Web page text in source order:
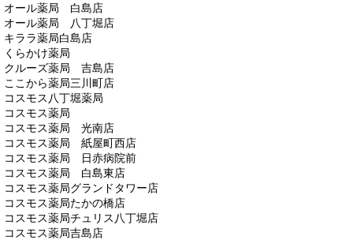
オール薬局 白島店
オール薬局 八丁堀店
キララ薬局白島店
くらかけ薬局
クルーズ薬局 吉島店
ここから薬局三川町店
コスモス八丁堀薬局
コスモス薬局
コスモス薬局 光南店
コスモス薬局 紙屋町西店
コスモス薬局 日赤病院前
コスモス薬局 白島東店
コスモス薬局グランドタワー店
コスモス薬局たかの橋店
コスモス薬局チュリス八丁堀店
コスモス薬局吉島店